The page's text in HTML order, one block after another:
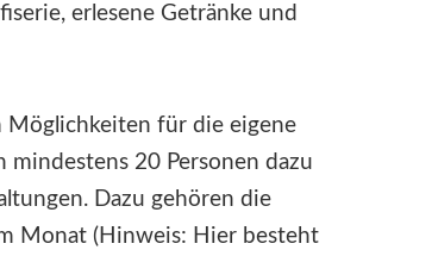
erlesene Getränke und
Möglichkeiten für die eigene
mindestens 20 Personen dazu
Dazu gehören die
Monat (Hinweis: Hier besteht